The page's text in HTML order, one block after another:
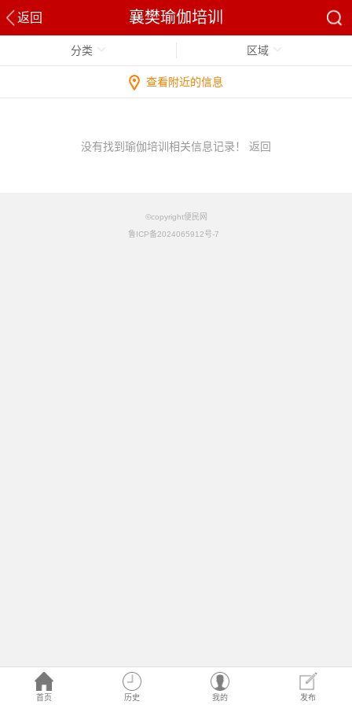
返回 襄樊瑜伽培训
首页 历史 我的 发布
分类 区域
查看附近的信息
没有找到瑜伽培训相关信息记录！ 返回
©copyright便民网
鲁ICP备2024065912号-7